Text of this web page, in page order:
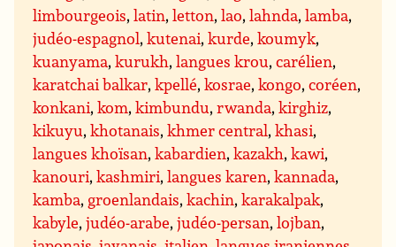
limbourgeois,latin,letton,lao,lahnda,lamba,
judéo-espagnol,kutenai,kurde,koumyk,
kuanyama,kurukh,langues krou,carélien,
karatchai balkar,kpellé,kosrae,kongo,coréen,
konkani,kom,kimbundu,rwanda,kirghiz,
kikuyu,khotanais,khmer central,khasi,
langues khoïsan,kabardien,kazakh,kawi,
kanouri,kashmiri,langues karen,kannada,
kamba, groenlandais,kachin,karakalpak,
kabyle,judéo-arabe,judéo-persan,lojban,